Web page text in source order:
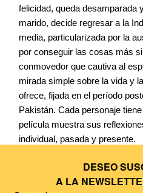
felicidad, queda desamparada
marido, decide regresar a la
media, particularizada por la
por conseguir las cosas más
conmovedor que cautiva al
mirada simple sobre la vida y
ofrece, fijada en el período
Pakistán. Cada personaje
película muestra sus
individual, pasada y presente.
DESEO
A LA